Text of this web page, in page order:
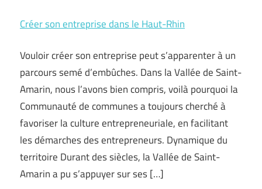
Créer son entreprise dans le Haut-Rhin
Vouloir créer son entreprise peut s’apparenter à un
parcours semé d’embûches. Dans la Vallée de Saint-
Amarin, nous l’avons bien compris, voilà pourquoi la
Communauté de communes a toujours cherché à
favoriser la culture entrepreneuriale, en facilitant
les démarches des entrepreneurs. Dynamique du
territoire Durant des siècles, la Vallée de Saint-
Amarin a pu s’appuyer sur ses […]